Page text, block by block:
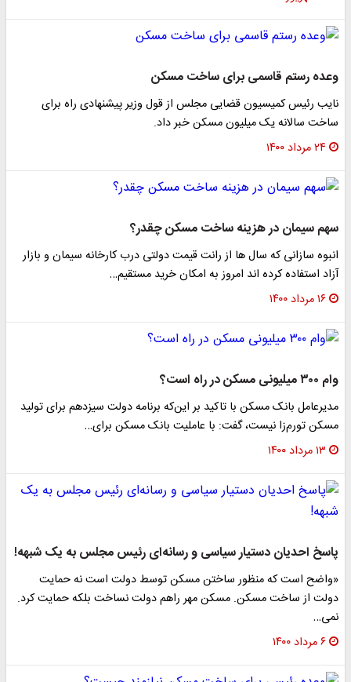
وعده رستم قاسمی برای ساخت مسکن
نایب رئیس کمیسیون قضایی مجلس از قول وزیر پیشنهادی راه برای
ساخت سالانه یک میلیون مسکن خبر داد.
۲۴ مرداد ۱۴۰۰
سهم سیمان در هزینه ساخت مسکن چقدر؟
انبوه سازانی که سال ها از رانت قیمت دولتی درب کارخانه سیمان و بازار
آزاد استفاده کرده اند امروز به امکان خرید مستقیم…
۱۶ مرداد ۱۴۰۰
وام ۳۰۰ میلیونی مسکن در راه است؟
مدیرعامل بانک مسکن با تاکید بر این‌که برنامه دولت سیزدهم برای تولید
مسکن تورم‌زا نیست، گفت: با عاملیت بانک مسکن برای…
۱۳ مرداد ۱۴۰۰
پاسخ احدیان دستیار سیاسی و رسانه‌ای رئیس مجلس به یک شبهه!
«واضح است که منظور ساختن مسکن توسط دولت است نه حمایت
دولت از ساخت مسکن. مسکن مهر راهم دولت نساخت بلکه حمایت کرد.
نمی…
۶ مرداد ۱۴۰۰